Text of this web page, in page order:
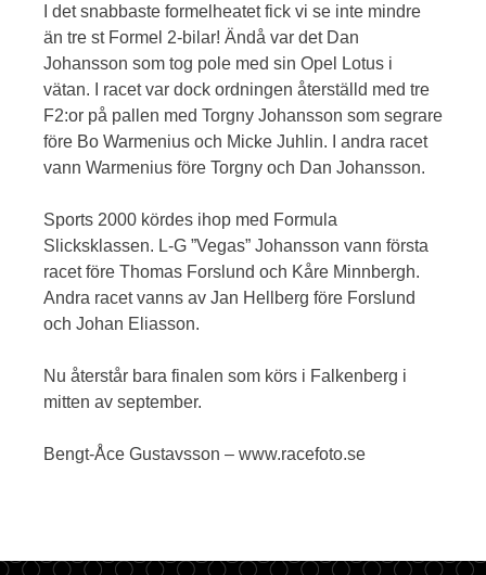
I det snabbaste formelheatet fick vi se inte mindre
än tre st Formel 2-bilar! Ändå var det Dan
Johansson som tog pole med sin Opel Lotus i
vätan. I racet var dock ordningen återställd med tre
F2:or på pallen med Torgny Johansson som segrare
före Bo Warmenius och Micke Juhlin. I andra racet
vann Warmenius före Torgny och Dan Johansson.
Sports 2000 kördes ihop med Formula
Slicksklassen. L-G ”Vegas” Johansson vann första
racet före Thomas Forslund och Kåre Minnbergh.
Andra racet vanns av Jan Hellberg före Forslund
och Johan Eliasson.
Nu återstår bara finalen som körs i Falkenberg i
mitten av september.
Bengt-Åce Gustavsson – www.racefoto.se